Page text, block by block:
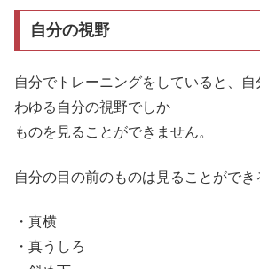
自分の視野
自分でトレーニングをしていると、
わゆる自分の視野でしか
ものを見ることができません。
自分の目の前のものは見ることができ
・真横
・真うしろ